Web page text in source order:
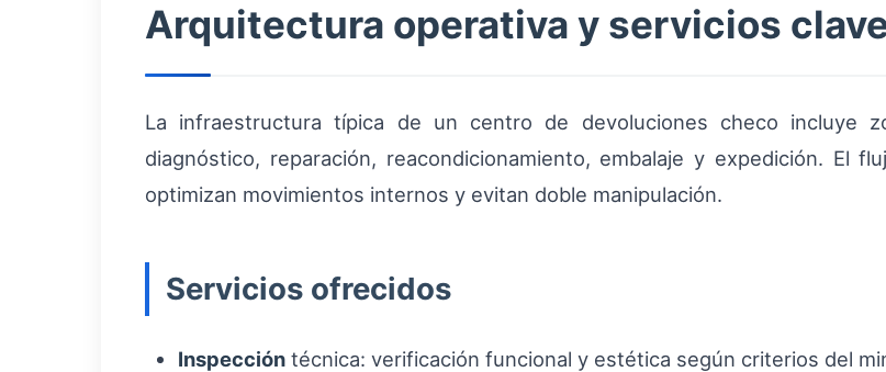
Arquitectura operativa y servicios
La infraestructura típica de un centro de devoluciones checo incluye
diagnóstico, reparación, reacondicionamiento, embalaje y expedición. El
optimizan movimientos internos y evitan doble manipulación.
Servicios ofrecidos
Inspección técnica: verificación funcional y estética según criterios del